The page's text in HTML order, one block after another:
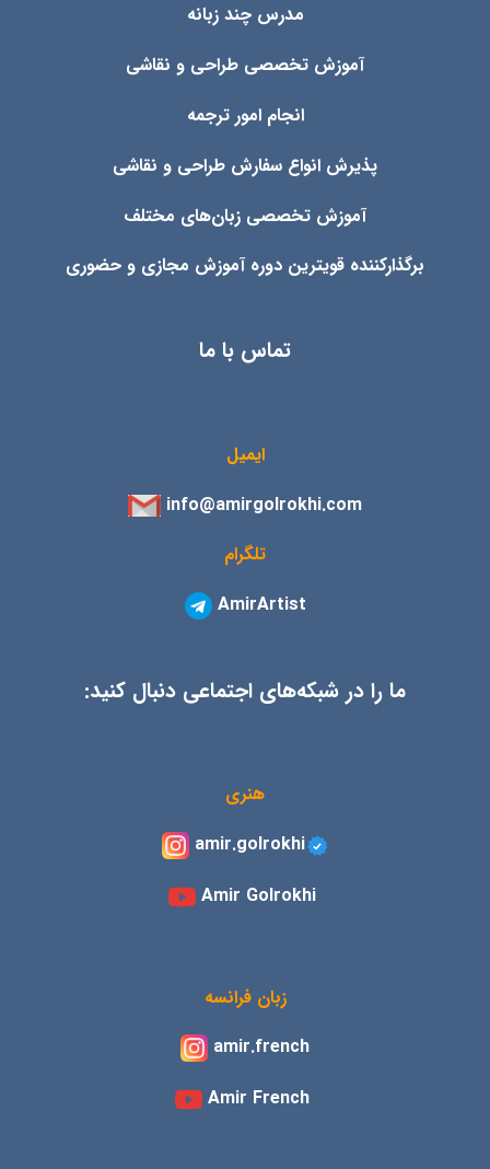
مدرس چند زبانه
آموزش تخصصی طراحی و نقاشی
انجام امور ترجمه
پذیرش انواع سفارش طراحی و نقاشی
آموزش تخصصی زبان‌های مختلف
برگذارکننده قویترین دوره آموزش مجازی و حضوری
تماس با ما
ایمیل
info@amirgolrokhi.com
تلگرام
AmirArtist
ما را در شبکه‌های اجتماعی دنبال کنید:
هنری
amir.golrokhi
زبان فرانسه
amir.french